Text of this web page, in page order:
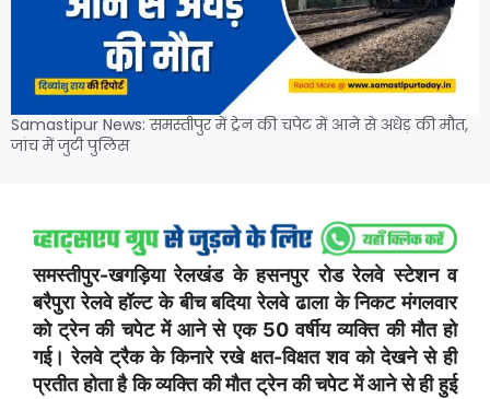
Samastipur News: समस्तीपुर में ट्रेन की चपेट में आने से अधेड़ की मौत,
जांच में जुटी पुलिस
समस्तीपुर-खगड़िया रेलखंड के हसनपुर रोड रेलवे स्टेशन व
बरैपुरा रेलवे हॉल्ट के बीच बदिया रेलवे ढाला के निकट मंगलवार
को ट्रेन की चपेट में आने से एक 50 वर्षीय व्यक्ति की मौत हो
गई। रेलवे ट्रैक के किनारे रखे क्षत-विक्षत शव को देखने से ही
प्रतीत होता है कि व्यक्ति की मौत ट्रेन की चपेट में आने से ही हुई